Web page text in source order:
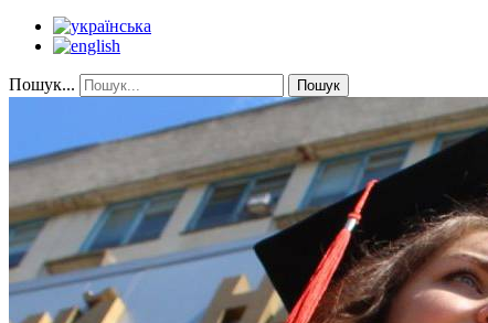
Пошук... Пошук